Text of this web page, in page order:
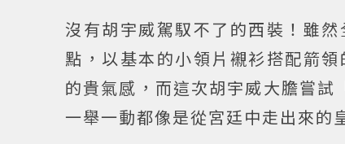
沒有胡宇威駕馭不了的西裝！雖
點，以基本的小領片襯衫搭配箭
的貴氣感，而這次胡宇威大膽嘗試
一舉一動都像是從宮廷中走出來的